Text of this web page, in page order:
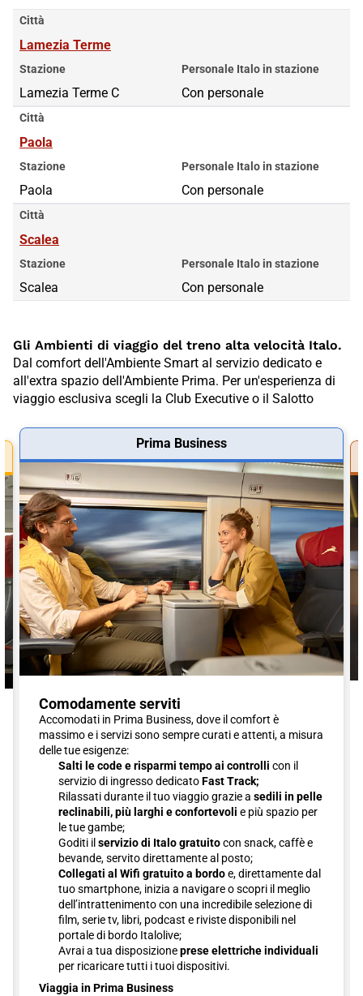
Città
Lamezia Terme
Stazione
Lamezia Terme C
Personale Italo in stazione
Con personale
Città
Paola
Stazione
Paola
Personale Italo in stazione
Con personale
Città
Scalea
Stazione
Scalea
Personale Italo in stazione
Con personale
Gli Ambienti di viaggio del treno alta velocità Italo.
Dal comfort dell'Ambiente Smart al servizio dedicato e
all'extra spazio dell'Ambiente Prima. Per un'esperienza di
viaggio esclusiva scegli la Club Executive o il Salotto
Prima Business
Comodamente serviti
Accomodati in Prima Business, dove il comfort è
massimo e i servizi sono sempre curati e attenti, a misura
delle tue esigenze:
Salti le code e risparmi tempo ai controlli con il
servizio di ingresso dedicatoFast Track;
Rilassati durante il tuo viaggio grazie a sedili in pelle
reclinabili, più larghi e confortevoli e più spazio per
le tue gambe;
Goditi il servizio di Italo gratuitocon snack, caffè e
bevande, servito direttamente al posto;
Collegati al Wifi gratuito a bordoe, direttamente dal
tuo smartphone, inizia a navigare o scopri il meglio
dell’intrattenimento con una incredibile selezione di
film, serie tv, libri, podcast e riviste disponibili nel
portale di bordo Italolive;
Avrai a tua disposizioneprese elettriche individuali
per ricaricare tutti i tuoi dispositivi.
Viaggia in Prima Business